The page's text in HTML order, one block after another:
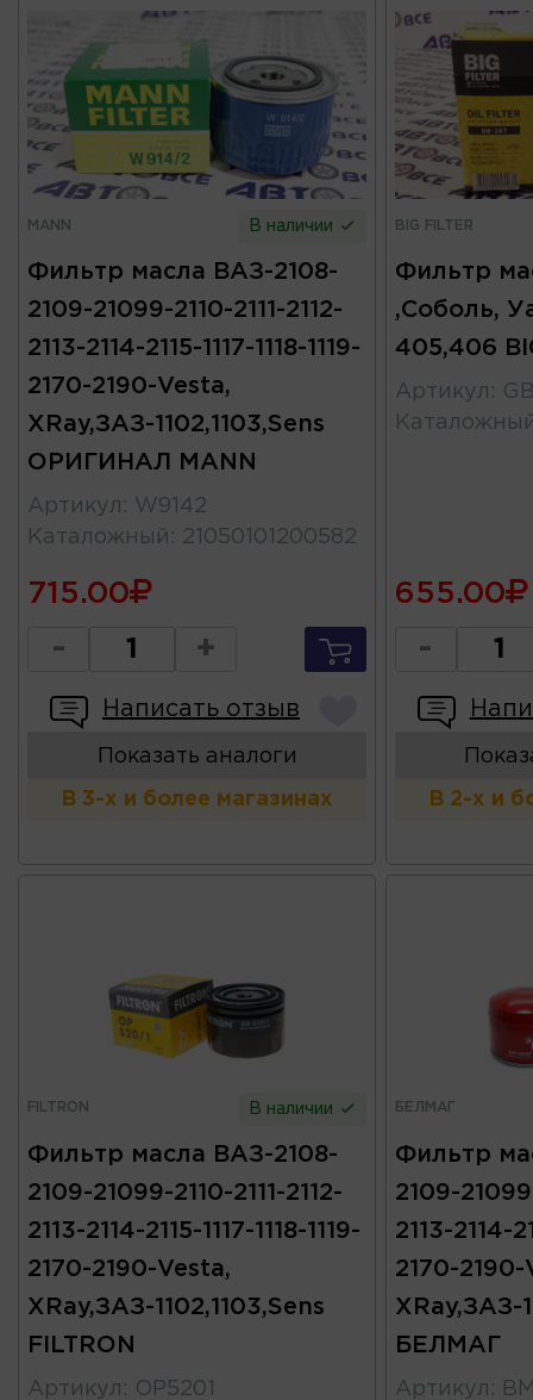
MANN В наличии
Фильтр масла ВАЗ-2108-
2109-21099-2110-2111-2112-
2113-2114-2115-1117-1118-1119-
2170-2190-Vesta,
XRay,ЗАЗ-1102,1103,Sens
ОРИГИНАЛ MANN
Артикул : W9142
Каталожный : 21050101200582
715.00
- +
Написать отзыв
Показать аналоги
В 3-х и более магазинах
BIG FILTER
Фильтр
,Соболь,
405,406
Артикул :
655.00
-
В 2-х и
FILTRON В наличии
Фильтр масла ВАЗ-2108-
2109-21099-2110-2111-2112-
2113-2114-2115-1117-1118-1119-
2170-2190-Vesta,
XRay,ЗАЗ-1102,1103,Sens
FILTRON
Артикул : OP5201
БЕЛМАГ
Фильтр
2109-
2113-2114-
2170-2190-
XRay,ЗАЗ-
БЕЛМАГ
Артикул :